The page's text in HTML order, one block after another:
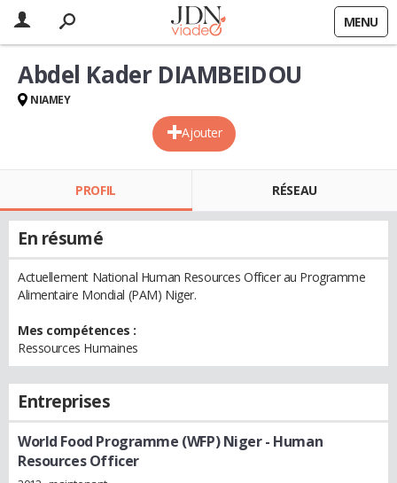
MENU
Ajouter
Abdel Kader DIAMBEIDOU
NIAMEY
PROFIL RÉSEAU
En résumé
Actuellement National Human Resources Officer au Programme
Alimentaire Mondial (PAM) Niger.
Mes compétences :
Ressources Humaines
Entreprises
World Food Programme (WFP) Niger- Human
Resources Officer